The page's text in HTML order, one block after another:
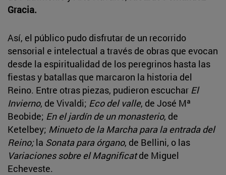
Gracia.
Así, el público pudo disfrutar de un recorrido
sensorial e intelectual a través de obras que evocan
desde la espiritualidad de los peregrinos hasta las
fiestas y batallas que marcaron la historia del
Reino. Entre otras piezas, pudieron escuchar El
Invierno, de Vivaldi; Eco del valle, de José Mª
Beobide; En el jardín de un monasterio, de
Ketelbey; Minueto de la Marcha para la entrada del
Reino;la Sonata para órgano, de Bellini, o las
Variaciones sobre el Magnificatde Miguel
Echeveste.